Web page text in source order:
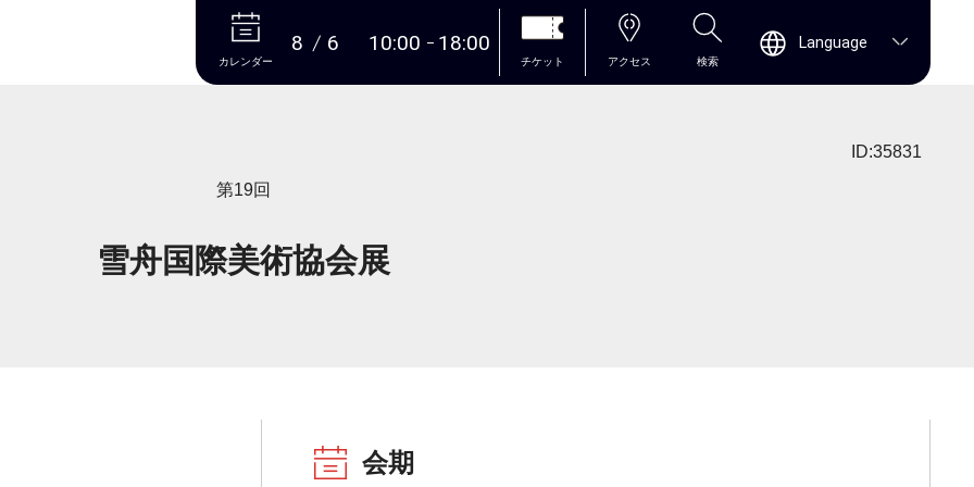
本文へ
カレンダー
8 6 10:00 18:00
チケット アクセス 検索
Language
ID:35831
第19回
雪舟国際美術協会展
会期